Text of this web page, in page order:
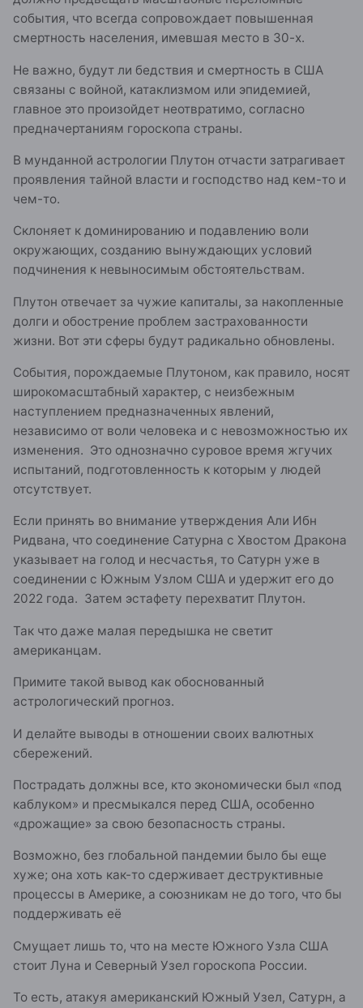
события, что всегда сопровождает повышенная
смертность населения, имевшая место в 30-х.
Не важно, будут ли бедствия и смертность в США
связаны с войной, катаклизмом или эпидемией,
главное это произойдет неотвратимо, согласно
предначертаниям гороскопа страны.
В мунданной астрологии Плутон отчасти затрагивает
проявления тайной власти и господство над кем-то и
чем-то.
Склоняет к доминированию и подавлению воли
окружающих, созданию вынуждающих условий
подчинения к невыносимым обстоятельствам.
Плутон отвечает за чужие капиталы, за накопленные
долги и обострение проблем застрахованности
жизни. Вот эти сферы будут радикально обновлены.
События, порождаемые Плутоном, как правило, носят
широкомасштабный характер, с неизбежным
наступлением предназначенных явлений,
независимо от воли человека и с невозможностью их
изменения. Это однозначно суровое время жгучих
испытаний, подготовленность к которым у людей
отсутствует.
Если принять во внимание утверждения Али Ибн
Ридвана, что соединение Сатурна с Хвостом Дракона
указывает на голод и несчастья, то Сатурн уже в
соединении с Южным Узлом США и удержит его до
2022 года. Затем эстафету перехватит Плутон.
Так что даже малая передышка не светит
американцам.
Примите такой вывод как обоснованный
астрологический прогноз.
И делайте выводы в отношении своих валютных
сбережений.
Пострадать должны все, кто экономически был «под
каблуком» и пресмыкался перед США, особенно
«дрожащие» за свою безопасность страны.
Возможно, без глобальной пандемии было бы еще
хуже; она хоть как-то сдерживает деструктивные
процессы в Америке, а союзникам не до того, что бы
поддерживать её
Смущает лишь то, что на месте Южного Узла США
стоит Луна и Северный Узел гороскопа России.
То есть, атакуя американский Южный Узел, Сатурн, а